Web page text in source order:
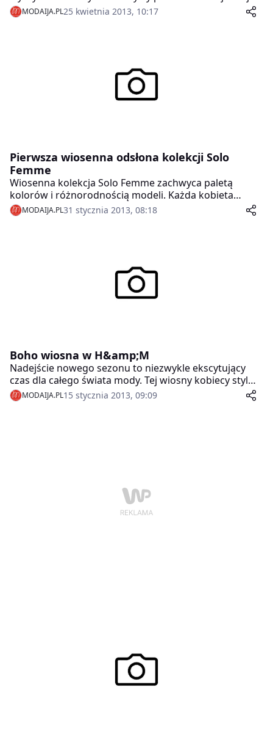
linii z najnowszej kolekcji Claire’s. Idące z duchem
czasu i wpisujące się w sezonowe trendy, projekty
MODAIJA.PL25 kwietnia 2013, 10:17
Pierwsza wiosenna odsłona kolekcji Solo
Femme
Wiosenna kolekcja Solo Femme zachwyca paletą
kolorów i różnorodnością modeli. Każda kobieta
znajdzie tu coś dla siebie – obcasy, koturny, zmysłowe
sandałki i płaskie półbuty.
MODAIJA.PL31 stycznia 2013, 08:18
Boho wiosna w H&amp;M
Nadejście nowego sezonu to niezwykle ekscytujący
czas dla całego świata mody. Tej wiosny kobiecy styl
boho staje się szykowniejszy, a nadruki i kolory
męskich ubrań – zdecydowanie śmielsze. Oto jak sami
MODAIJA.PL15 stycznia 2013, 09:09